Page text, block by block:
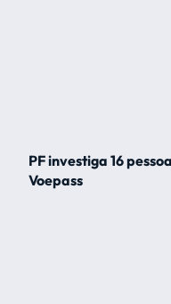
PF investiga 16
Voepass